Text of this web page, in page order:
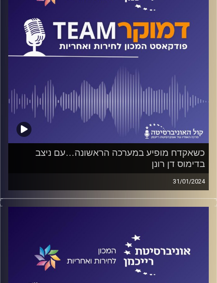
קרדיט תמונות:המכון לחירות ואחריות
כשאקדח מופיע במערכה הראשונה…עם ניצב
בדימוס דן רונן
31/01/2024
פודקאסט המכון לחירות ואחריות באוניברסיטת רייכמן
על הסכנות ועל היתרונות שבהחזקת נשק פרטי במדינת ישראל
בידי האזרחים בעוטף ב-7 באוקטובר? על אלה ועוד משוחח
ד"ר חיים וייצמן עם ניצב בדימוס דן רונן, יו"ר ועדת רונן לבדיקת
הליך קבלת רישיון לכלי יריה.